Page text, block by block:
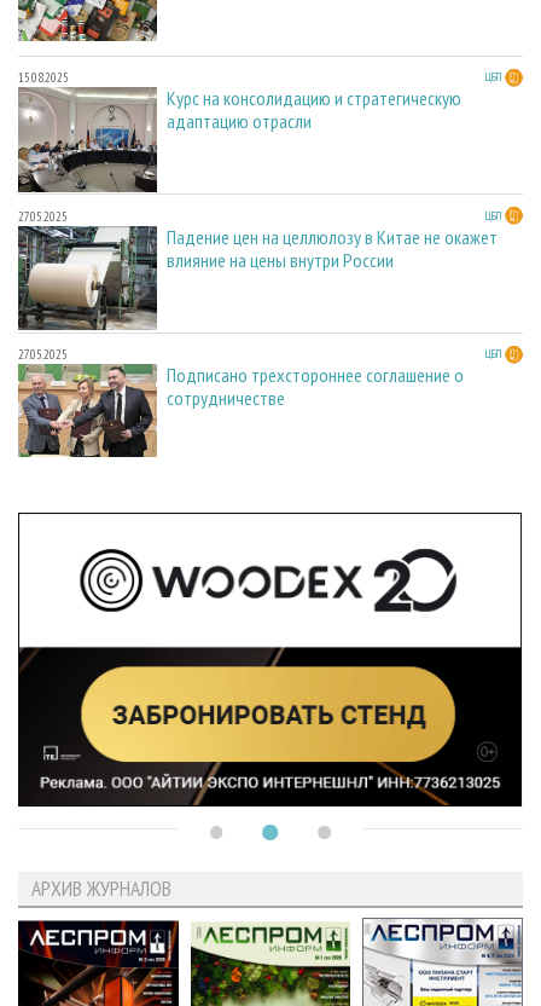
15.08.2025 ЦБП
Курс на консолидацию и стратегическую
адаптацию отрасли
27.05.2025 ЦБП
Падение цен на целлюлозу в Китае не окажет
влияние на цены внутри России
27.05.2025 ЦБП
Подписано трехстороннее соглашение о
сотрудничестве
АРХИВ ЖУРНАЛОВ